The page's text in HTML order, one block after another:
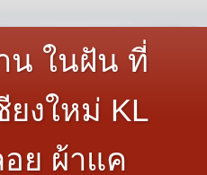
น ในฝัน ที่
ยงใหม่ KL
ย ผ้าแค